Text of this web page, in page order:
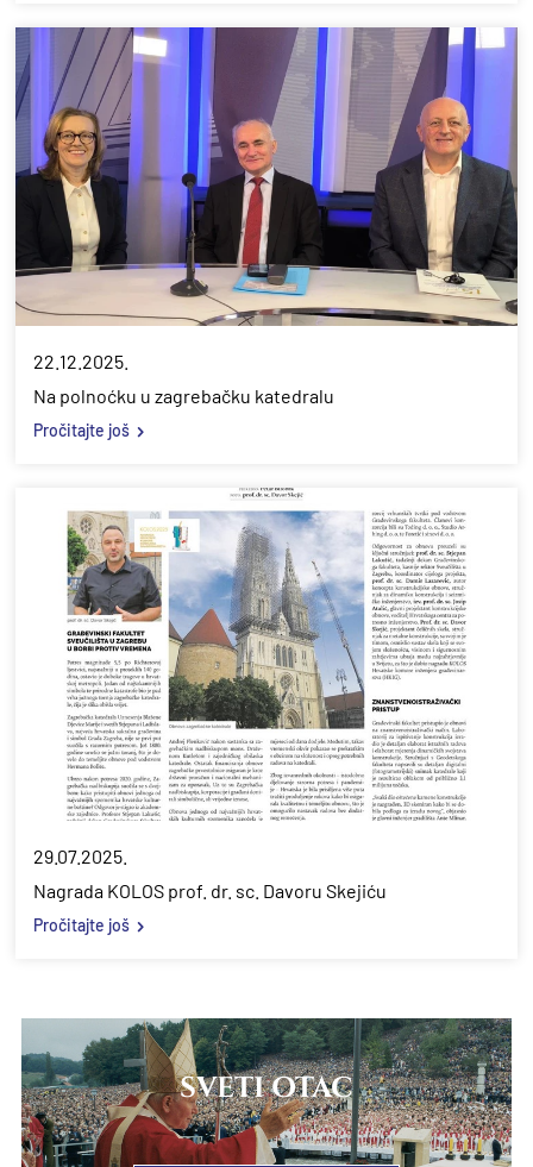
22.12.2025.
Na polnoćku u zagrebačku katedralu
Pročitajte još
29.07.2025.
Nagrada KOLOS prof. dr. sc. Davoru Skejiću
Pročitajte još
SVETI OTAC